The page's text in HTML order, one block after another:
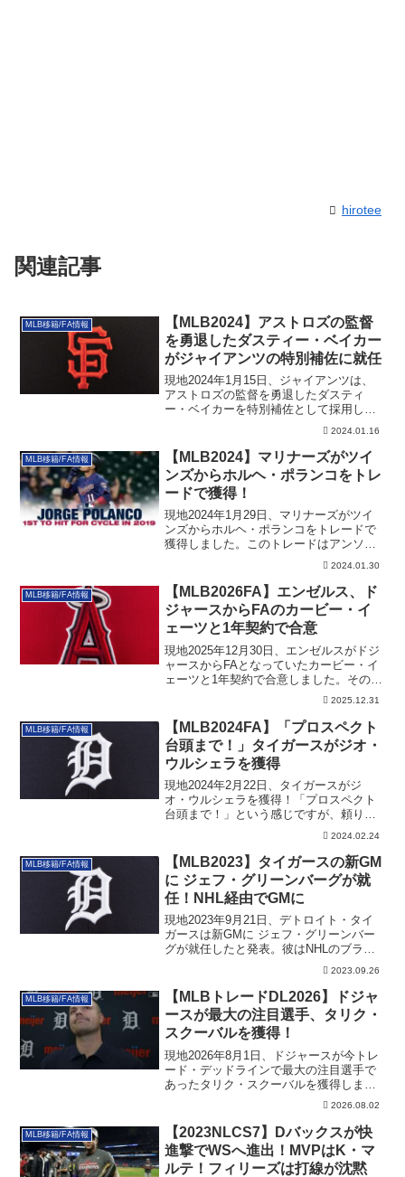
hirotee
関連記事
MLB移籍/FA情報
【MLB2024】アストロズの監督
を勇退したダスティー・ベイカー
がジャイアンツの特別補佐に就任
現地2024年1月15日、ジャイアンツは、
アストロズの監督を勇退したダスティ
ー・ベイカーを特別補佐として採用しま
2024.01.16
MLB移籍/FA情報
【MLB2024】マリナーズがツイ
ンズからホルヘ・ポランコをトレ
ードで獲得！
現地2024年1月29日、マリナーズがツイ
ンズからホルヘ・ポランコをトレードで
獲得しました。このトレードはアンソニ
ー・デスクラファニー、ジャスティン・
トーパらがツインズに動きます。その詳
細です。
2024.01.30
MLB移籍/FA情報
【MLB2026FA】エンゼルス、ド
ジャースからFAのカービー・イ
ェーツと1年契約で合意
現地2025年12月30日、エンゼルスがドジ
ャースからFAとなっていたカービー・イ
ェーツと1年契約で合意しました。その詳
2025.12.31
MLB移籍/FA情報
【MLB2024FA】「プロスペクト
台頭まで！」タイガースがジオ・
ウルシェラを獲得
現地2024年2月22日、タイガースがジ
オ・ウルシェラを獲得！「プロスペクト
台頭まで！」という感じですが、頼りに
なる３Bを獲得しています。その詳細で
2024.02.24
MLB移籍/FA情報
【MLB2023】タイガースの新GM
に ジェフ・グリーンバーグが就
任！NHL経由でGMに
現地2023年9月21日、デトロイト・タイ
ガースは新GMに ジェフ・グリーンバー
グが就任したと発表。彼はNHLのブラッ
クホークスの編成を担当していました。
2023.09.26
MLB移籍/FA情報
【MLBトレードDL2026】ドジャ
ースが最大の注目選手、タリク・
スクーバルを獲得！
現地2026年8月1日、ドジャースが今トレ
ード・デッドラインで最大の注目選手で
あったタリク・スクーバルを獲得しまし
2026.08.02
MLB移籍/FA情報
【2023NLCS7】Dバックスが快
進撃でWSへ進出！MVPはK・マ
ルテ！フィリーズは打線が沈黙